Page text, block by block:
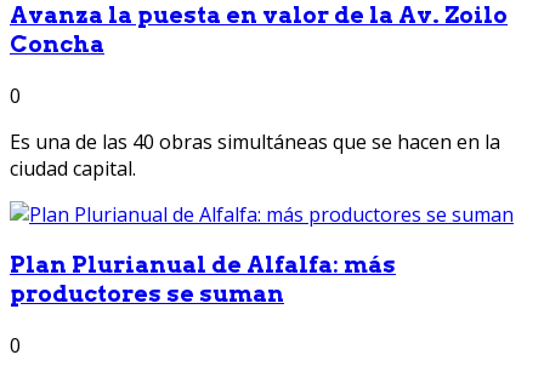
Avanza la puesta en valor de la Av. Zoilo
Concha
0
Es una de las 40 obras simultáneas que se hacen en la
ciudad capital.
Plan Plurianual de Alfalfa: más
productores se suman
0